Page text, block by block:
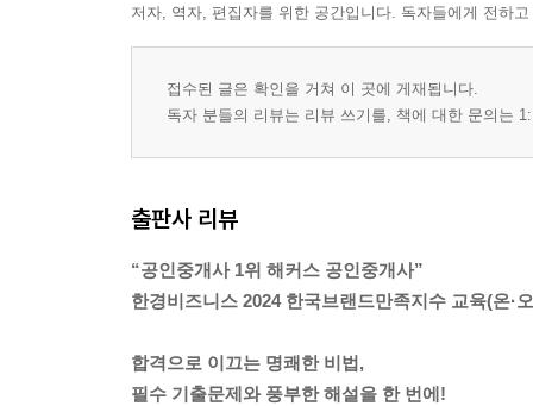
저자, 역자, 편집자를 위한 공간입니다. 독자들에게 전하
접수된 글은 확인을 거쳐 이 곳에 게재됩니다.
독자 분들의 리뷰는 리뷰 쓰기를, 책에 대한 문의는
출판사 리뷰
“공인중개사 1위 해커스 공인중개사”
한경비즈니스 2024 한국브랜드만족지수 교육(온·
합격으로 이끄는 명쾌한 비법,
필수 기출문제와 풍부한 해설을 한 번에!